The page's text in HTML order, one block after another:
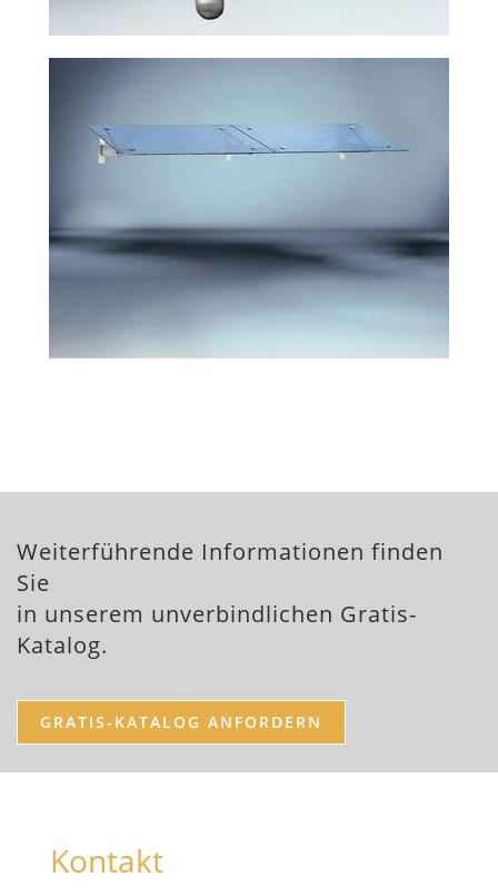
Weiterführende Informationen finden
Sie
in unserem unverbindlichen Gratis-
Katalog.
GRATIS-KATALOG ANFORDERN
Kontakt